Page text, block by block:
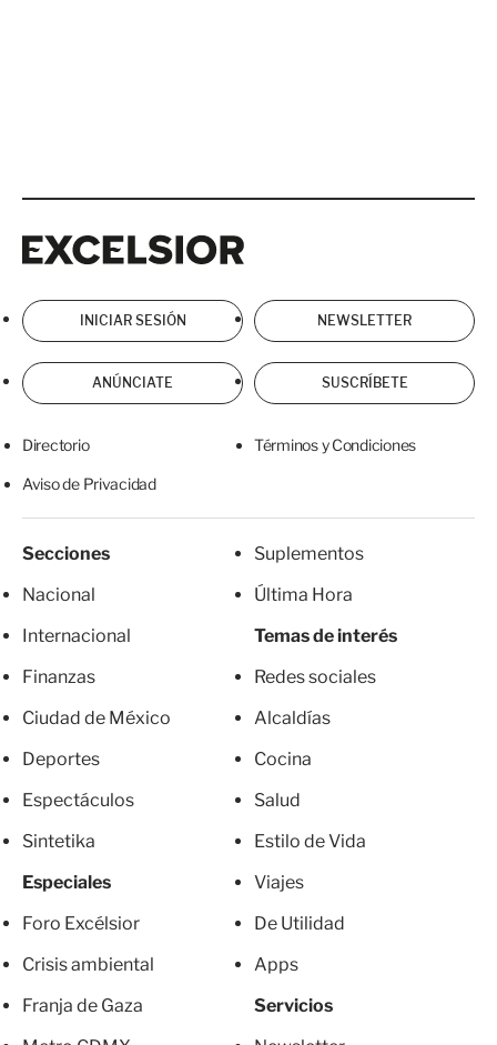
INICIAR SESIÓN NEWSLETTER
ANÚNCIATE SUSCRÍBETE
Directorio Términos y Condiciones
Aviso de Privacidad
Secciones
Nacional
Internacional
Finanzas
Ciudad de México
Deportes
Espectáculos
Sintetika
Especiales
Foro Excélsior
Crisis ambiental
Franja de Gaza
Suplementos
Última Hora
Temas de interés
Redes sociales
Alcaldías
Cocina
Salud
Estilo de Vida
Viajes
De Utilidad
Apps
Servicios